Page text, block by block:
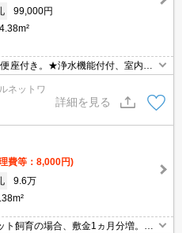
99,000円
座付き。★浄水機能付付、室内の
ります。★浴室乾燥機付。★オート
わせはエイブルネットワーク天満
ネットワ
詳細を見る
費等：8,000円)
9.6万
飼育の場合、敷金1ヵ月分増。退